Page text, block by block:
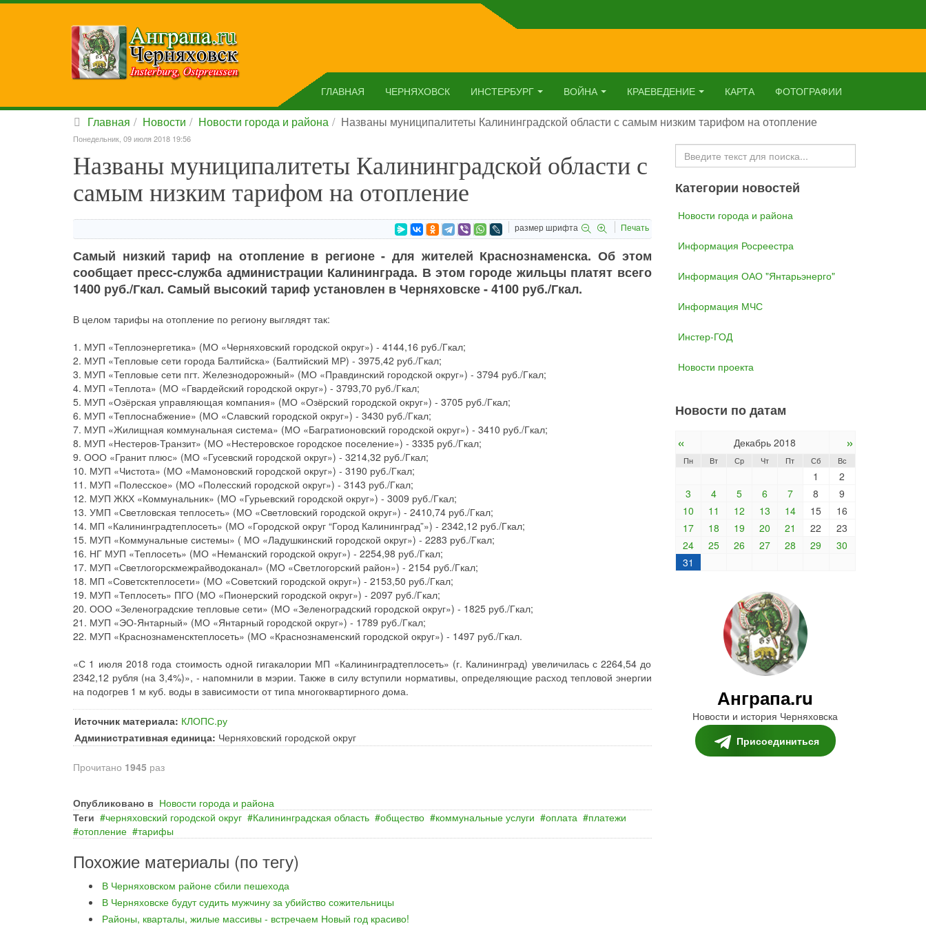
ГЛАВНАЯ ЧЕРНЯХОВСК ИНСТЕРБУРГ ВОЙНА КРАЕВЕДЕНИЕ КАРТА ФОТОГРАФИИ
Главная Новости Новости города и района Названы муниципалитеты Калининградской области с самым низким тарифом на отопление
Понедельник, 09 июля 2018 19:56
Названы муниципалитеты Калининградской области с
самым низким тарифом на отопление
размер шрифта Печать
Самый низкий тариф на отопление в регионе - для жителей Краснознаменска. Об этом
сообщает пресс-служба администрации Калининграда. В этом городе жильцы платят всего
1400 руб./Гкал. Самый высокий тариф установлен в Черняховске - 4100 руб./Гкал.
В целом тарифы на отопление по региону выглядят так:
1. МУП «Теплоэнергетика» (МО «Черняховский городской округ») - 4144,16 руб./Гкал;
2. МУП «Тепловые сети города Балтийска» (Балтийский МР) - 3975,42 руб./Гкал;
3. МУП «Тепловые сети пгт. Железнодорожный» (МО «Правдинский городской округ») - 3794 руб./Гкал;
4. МУП «Теплота» (МО «Гвардейский городской округ») - 3793,70 руб./Гкал;
5. МУП «Озёрская управляющая компания» (МО «Озёрский городской округ») - 3705 руб./Гкал;
6. МУП «Теплоснабжение» (МО «Славский городской округ») - 3430 руб./Гкал;
7. МУП «Жилищная коммунальная система» (МО «Багратионовский городской округ») - 3410 руб./Гкал;
8. МУП «Нестеров-Транзит» (МО «Нестеровское городское поселение») - 3335 руб./Гкал;
9. ООО «Гранит плюс» (МО «Гусевский городской округ») - 3214,32 руб./Гкал;
10. МУП «Чистота» (МО «Мамоновский городской округ») - 3190 руб./Гкал;
11. МУП «Полесское» (МО «Полесский городской округ») - 3143 руб./Гкал;
12. МУП ЖКХ «Коммунальник» (МО «Гурьевский городской округ») - 3009 руб./Гкал;
13. УМП «Светловская теплосеть» (МО «Светловский городской округ») - 2410,74 руб./Гкал;
14. МП «Калининградтеплосеть» (МО «Городской округ “Город Калининград”») - 2342,12 руб./Гкал;
15. МУП «Коммунальные системы» ( МО «Ладушкинский городской округ») - 2283 руб./Гкал;
16. НГ МУП «Теплосеть» (МО «Неманский городской округ») - 2254,98 руб./Гкал;
17. МУП «Светлогорскмежрайводоканал» (МО «Светлогорский район») - 2154 руб./Гкал;
18. МП «Советсктеплосети» (МО «Советский городской округ») - 2153,50 руб./Гкал;
19. МУП «Теплосеть» ПГО (МО «Пионерский городской округ») - 2097 руб./Гкал;
20. ООО «Зеленоградские тепловые сети» (МО «Зеленоградский городской округ») - 1825 руб./Гкал;
21. МУП «ЭО-Янтарный» (МО «Янтарный городской округ») - 1789 руб./Гкал;
22. МУП «Краснознаменсктеплосеть» (МО «Краснознаменский городской округ») - 1497 руб./Гкал.
«С 1 июля 2018 года стоимость одной гигакалории МП «Калининградтеплосеть» (г. Калининград) увеличилась с 2264,54 до
2342,12 рубля (на 3,4%)», - напомнили в мэрии. Также в силу вступили нормативы, определяющие расход тепловой энергии
на подогрев 1 м куб. воды в зависимости от типа многоквартирного дома.
Источник материала: КЛОПС.ру
Административная единица: Черняховский городской округ
Прочитано 1945 раз
Опубликовано в Новости города и района
Теги
черняховский городской округ Калининградская область общество коммунальные услуги оплата
платежи
отопление
тарифы
Похожие материалы (по тегу)
В Черняховском районе сбили пешехода
В Черняховске будут судить мужчину за убийство сожительницы
Районы, кварталы, жилые массивы - встречаем Новый год красиво!
Искать...
Категории новостей
Новости города и района
Информация Росреестра
Информация ОАО "Янтарьэнерго"
Информация МЧС
Инстер-ГОД
Новости проекта
Новости по датам
« Декабрь 2018 »
Пн Вт Ср Чт Пт Сб Вс
1
2
3
4 5 6 7 8
9
10
11 12 13 14 15
16
17
18 19 20 21 22
23
24
25 26 27 28 29
30
31
Анграпа.ru
Новости и история Черняховска
Присоединиться